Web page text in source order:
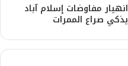
انهيار مفاوضات إسلام آباد
يذكي صراع الممرات